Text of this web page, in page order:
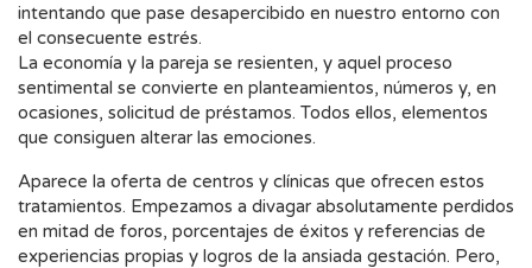
intentando que pase desapercibido en nuestro entorno con
el consecuente estrés.
La economía y la pareja se resienten, y aquel proceso
sentimental se convierte en planteamientos, números y, en
ocasiones, solicitud de préstamos. Todos ellos, elementos
que consiguen alterar las emociones.
Aparece la oferta de centros y clínicas que ofrecen estos
tratamientos. Empezamos a divagar absolutamente perdidos
en mitad de foros, porcentajes de éxitos y referencias de
experiencias propias y logros de la ansiada gestación. Pero,